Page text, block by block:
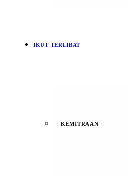
IKUT TERLIBAT
KEMITRAAN